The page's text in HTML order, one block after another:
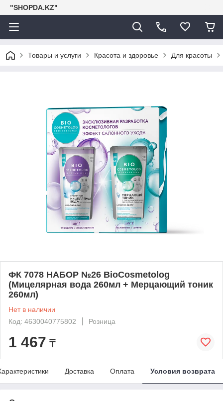
"SHOPDA.KZ"
Товары и услуги Красота и здоровье Для красоты
ФК 7078 НАБОР №26 BioCosmetolog
(Мицелярная вода 260мл + Мерцающий тоник
260мл)
Нет в наличии
Код: 4630040775802
Розница
1 467 ₸
Доставка Оплата Условия возврата